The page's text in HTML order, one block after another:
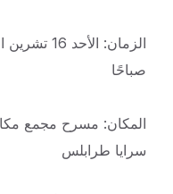
صباحًا
المكان: مسرح مجمع
سرايا طرابلس